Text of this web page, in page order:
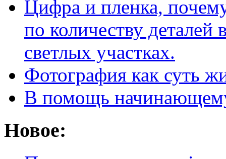
Цифра и пленка,
по количеству
светлых участках.
Фотография как суть
В помощь
Новое: